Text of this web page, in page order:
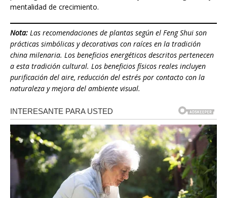
mentalidad de crecimiento.
Nota: Las recomendaciones de plantas según el Feng Shui son
prácticas simbólicas y decorativas con raíces en la tradición
china milenaria. Los beneficios energéticos descritos pertenecen
a esta tradición cultural. Los beneficios físicos reales incluyen
purificación del aire, reducción del estrés por contacto con la
naturaleza y mejora del ambiente visual.